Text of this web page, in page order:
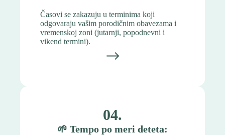
Časovi se zakazuju u terminima koji
odgovaraju vašim porodičnim obavezama i
vremenskoj zoni (jutarnji, popodnevni i
vikend termini).
04.
🌱 Tempo po meri deteta: